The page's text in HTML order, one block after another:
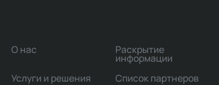
О нас
Услуги и решения
Раскрытие
информации
Список партнеров